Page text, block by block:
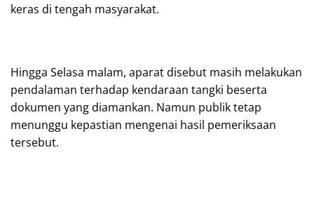
keras di tengah masyarakat.
Hingga Selasa malam, aparat disebut masih melakukan
pendalaman terhadap kendaraan tangki beserta
dokumen yang diamankan. Namun publik tetap
menunggu kepastian mengenai hasil pemeriksaan
tersebut.